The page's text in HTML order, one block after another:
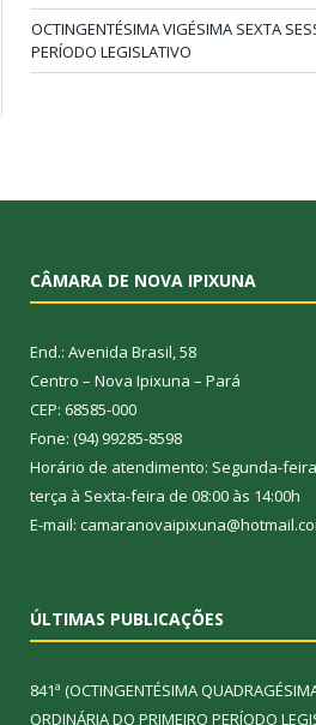
OCTINGENTÉSIMA VIGÉSIMA SEXTA
PERÍODO LEGISLATIVO
CÂMARA DE NOVA IPIXUNA
End.: Avenida Brasil, 58
Centro – Nova Ipixuna – Pará
CEP: 68585-000
Fone: (94) 99285-8598
Horário de atendimento: Segunda-
terça à Sexta-feira de 08:00 às 14:00h
E-mail:
ÚLTIMAS PUBLICAÇÕES
841ª (OCTINGENTÉSIMA
ORDINÁRIA DO PRIMEIRO PERÍODO